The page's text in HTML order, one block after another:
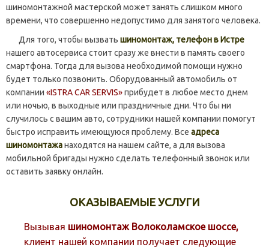
шиномонтажной мастерской может занять слишком много
времени, что совершенно недопустимо для занятого человека.
Для того, чтобы вызвать шиномонтаж, телефон в Истре
нашего автосервиса стоит сразу же внести в память своего
смартфона. Тогда для вызова необходимой помощи нужно
будет только позвонить. Оборудованный автомобиль от
компании «ISTRA CAR SERVIS»прибудет в любое место днем
или ночью, в выходные или праздничные дни. Что бы ни
случилось с вашим авто, сотрудники нашей компании помогут
быстро исправить имеющуюся проблему. Все адреса
шиномонтажанаходятся на нашем сайте, а для вызова
мобильной бригады нужно сделать телефонный звонок или
оставить заявку онлайн.
ОКАЗЫВАЕМЫЕ УСЛУГИ
Вызывая шиномонтаж Волоколамское шоссе,
клиент нашей компании получает следующие